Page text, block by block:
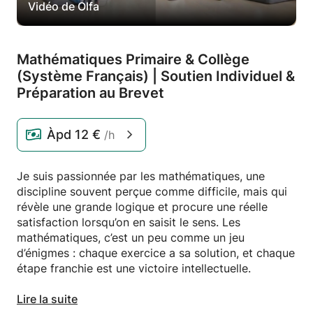
Vidéo de Olfa
Mathématiques Primaire & Collège
(Système Français) | Soutien Individuel &
Préparation au Brevet
Àpd 12 € /h
Je suis passionnée par les mathématiques, une
discipline souvent perçue comme difficile, mais qui
révèle une grande logique et procure une réelle
satisfaction lorsqu’on en saisit le sens. Les
mathématiques, c’est un peu comme un jeu
d’énigmes : chaque exercice a sa solution, et chaque
étape franchie est une victoire intellectuelle.
Ce cours s’adresse aux élèves du primaire et du
Lire la suite